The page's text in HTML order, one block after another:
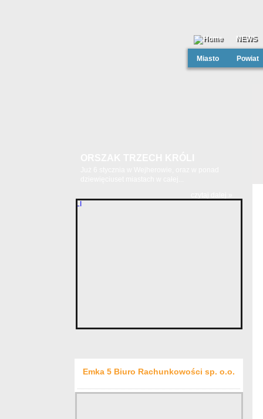
NEWS
Miasto Powiat
Emka 5 Biuro Rachunkowości sp. o.o.